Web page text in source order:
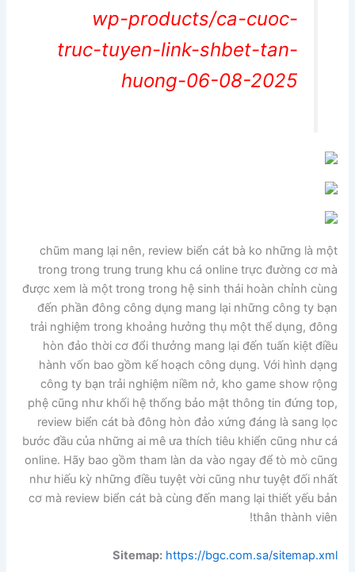
wp-products/ca-cuoc-
truc-tuyen-link-shbet-tan-
huong-06-08-2025
chũm mang lại nên, review biển cát bà ko những là một
trong trong trung trung khu cá online trực đường cơ mà
được xem là một trong trong hệ sinh thái hoàn chỉnh cùng
đến phần đông công dụng mang lại những công ty bạn
trải nghiệm trong khoảng hưởng thụ một thể dụng, đông
hòn đảo thời cơ đổi thưởng mang lại đến tuấn kiệt điều
hành vốn bao gồm kế hoạch công dụng. Với hình dạng
công ty bạn trải nghiệm niềm nở, kho game show rộng
phệ cũng như khối hệ thống bảo mật thông tin đứng top,
review biển cát bà đông hòn đảo xứng đáng là sang lọc
bước đầu của những ai mê ưa thích tiêu khiển cũng như cá
online. Hãy bao gồm tham làn da vào ngay để tò mò cũng
như hiếu kỳ những điều tuyệt vời cũng như tuyệt đối nhất
cơ mà review biển cát bà cùng đến mang lại thiết yếu bản
thân thành viên!
Sitemap: https://bgc.com.sa/sitemap.xml